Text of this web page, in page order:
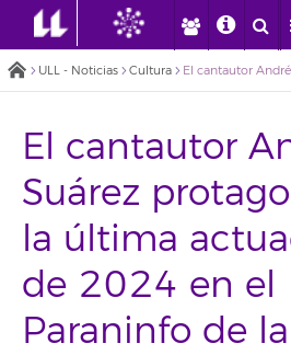
ULL - Noticias Cultura
El cantautor
Suárez
la última
de 2024 en el
Paraninfo de